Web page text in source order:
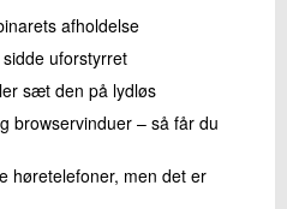
afholdelse
uforstyrret
sæt den på lydløs
browservinduer – så får du
høretelefoner, men det er